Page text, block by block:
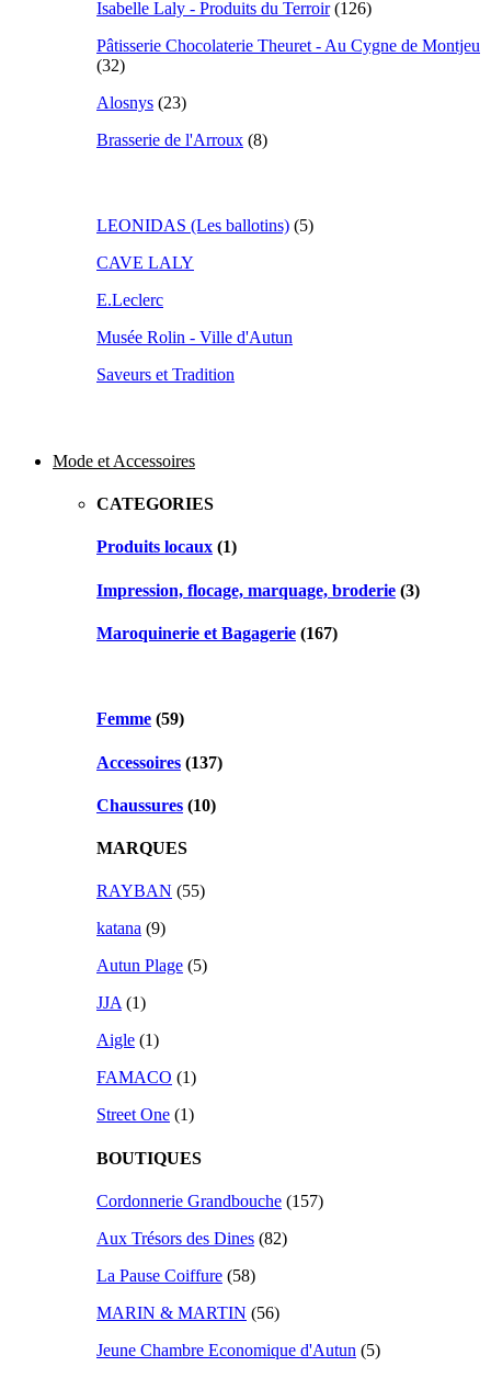
Isabelle Laly - Produits du Terroir(126)
Pâtisserie Chocolaterie Theuret - Au Cygne de Montjeu
(32)
Alosnys (23)
Brasserie de l'Arroux (8)
LEONIDAS (Les ballotins) (5)
CAVE LALY
E.Leclerc
Musée Rolin - Ville d'Autun
Saveurs et Tradition
Mode et Accessoires
CATEGORIES
Produits locaux (1)
Impression, flocage, marquage, broderie (3)
Maroquinerie et Bagagerie (167)
Femme (59)
Accessoires (137)
Chaussures (10)
MARQUES
RAYBAN (55)
katana (9)
Autun Plage (5)
JJA(1)
Aigle (1)
FAMACO (1)
Street One (1)
BOUTIQUES
Cordonnerie Grandbouche (157)
Aux Trésors des Dines (82)
La Pause Coiffure (58)
MARIN & MARTIN (56)
Jeune Chambre Economique d'Autun (5)